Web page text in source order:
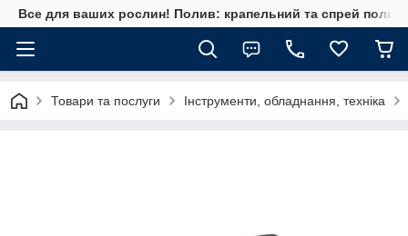
Все для ваших рослин! Полив: крапельний та спрей полив,
Товари та послуги Інструменти, обладнання, техніка